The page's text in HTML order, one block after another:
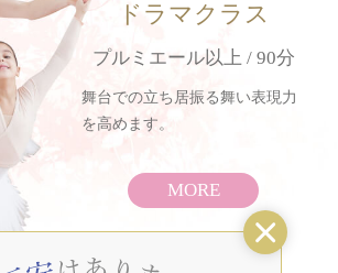
ドラマクラス
プルミエール以上 / 90分
舞台での立ち居振る舞い表現力
を高めます。
MORE